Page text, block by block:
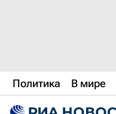
Политика В мире